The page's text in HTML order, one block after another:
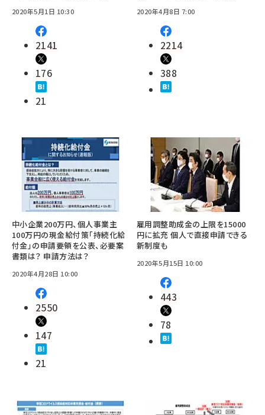
2020年5月1日 10:30
2141
176
21
2020年4月8日 7:00
2214
388
中小企業200万円、個人事業主
100万円の現金給付策「持続化給
付金」の申請要領を公表、必要案
書類は？ 申請方法は？
2020年4月28日 10:00
2550
147
21
雇用調整助成金の上限を15000
円に拡充 個人で直接申請できる
新制度も
2020年5月15日 10:00
443
78